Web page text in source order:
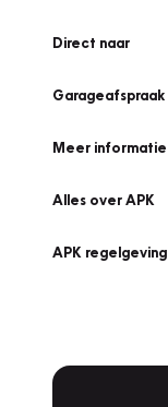
Direct naar
Garageafspraak
Meer informatie
Alles over APK
APK regelgeving